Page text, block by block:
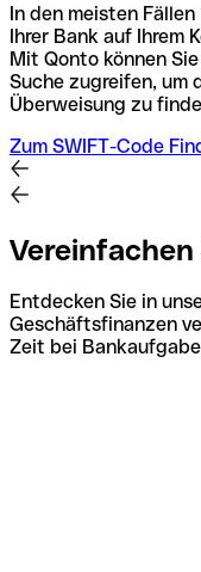
In den meisten
Ihrer Bank auf Ihrem
Mit Qonto können
Suche zugreifen, um
Überweisung zu
Zum SWIFT-Code
Vereinfachen
Entdecken Sie in
Geschäftsfinanzen
Zeit bei